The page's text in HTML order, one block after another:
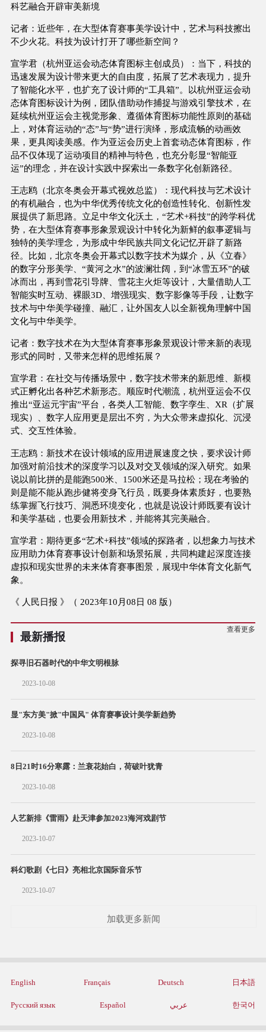
科艺融合开辟审美新境
记者：近些年，在大型体育赛事美学设计中，艺术与科技擦出
不少火花。科技为设计打开了哪些新空间？
宣学君（杭州亚运会动态体育图标主创成员）：当下，科技的
迅速发展为设计带来更大的自由度，拓展了艺术表现力，提升
了智能化水平，也扩充了设计师的“工具箱”。以杭州亚运会动
态体育图标设计为例，团队借助动作捕捉与游戏引擎技术，在
延续杭州亚运会主视觉形象、遵循体育图标功能性原则的基础
上，对体育运动的“态”与“势”进行演绎，形成流畅的动画效
果，更具阅读美感。作为亚运会历史上首套动态体育图标，作
品不仅体现了运动项目的精神与特色，也充分彰显“智能亚
运”的理念，并在设计实践中探索出一条数字化创新路径。
王志鸥（北京冬奥会开幕式视效总监）：现代科技与艺术设计
的有机融合，也为中华优秀传统文化的创造性转化、创新性发
展提供了新思路。立足中华文化沃土，“艺术+科技”的跨学科优
势，在大型体育赛事形象景观设计中转化为新鲜的叙事逻辑与
独特的美学理念，为形成中华民族共同文化记忆开辟了新路
径。比如，北京冬奥会开幕式以数字技术为媒介，从《立春》
的数字分形美学、“黄河之水”的波澜壮阔，到“冰雪五环”的破
冰而出，再到雪花引导牌、雪花主火炬等设计，大量借助人工
智能实时互动、裸眼3D、增强现实、数字影像等手段，让数字
技术与中华美学碰撞、融汇，让外国友人以全新视角理解中国
文化与中华美学。
记者：数字技术在为大型体育赛事形象景观设计带来新的表现
形式的同时，又带来怎样的思维拓展？
宣学君：在社交与传播场景中，数字技术带来的新思维、新模
式正孵化出各种艺术新形态。顺应时代潮流，杭州亚运会不仅
推出“亚运元宇宙”平台，各类人工智能、数字孪生、XR（扩展
现实）、数字人应用更是层出不穷，为大众带来虚拟化、沉浸
式、交互性体验。
王志鸥：新技术在设计领域的应用进展速度之快，要求设计师
加强对前沿技术的深度学习以及对交叉领域的深入研究。如果
说以前比拼的是能跑500米、1500米还是马拉松；现在考验的
则是能不能从跑步健将变身飞行员，既要身体素质好，也要熟
练掌握飞行技巧、洞悉环境变化，也就是说设计师既要有设计
和美学基础，也要会用新技术，并能将其完美融合。
宣学君：期待更多“艺术+科技”领域的探路者，以想象力与技术
应用助力体育赛事设计创新和场景拓展，共同构建起深度连接
虚拟和现实世界的未来体育赛事图景，展现中华体育文化新气
象。
《 人民日报 》（ 2023年10月08日 08 版）
最新播报
查看更多
探寻旧石器时代的中华文明根脉
2023-10-08
显"东方美"掀"中国风" 体育赛事设计美学新趋势
2023-10-08
8日21时16分寒露：兰衰花始白，荷破叶犹青
2023-10-08
人艺新排《雷雨》赴天津参加2023海河戏剧节
2023-10-07
科幻歌剧《七日》亮相北京国际音乐节
2023-10-07
加载更多新闻
English Français Deutsch 日本語
Русский язык Español عربي 한국어